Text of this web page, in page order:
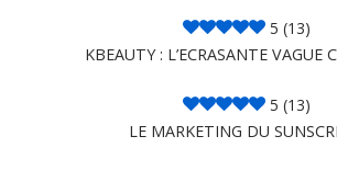
5 (13)
KBEAUTY : L’ECRASANTE VAGUE
5 (13)
LE MARKETING DU